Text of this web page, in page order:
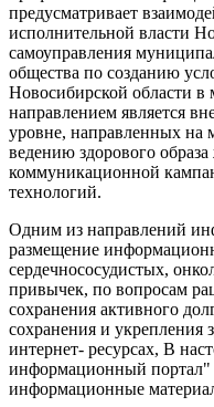
предусматривает
исполнительной власти
самоуправления
общества по созданию
Новосибирской области
направлением является
уровне, направленных на
ведению здорового
коммуникационной
технологий.
Одним из направлений
размещение
сердечнососудистых,
привычек, по вопросам
сохранения активного
сохранения и укрепления
интернет- ресурсах, В
информационный портал"
информационные